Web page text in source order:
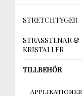
STRETCHTYGER
STRASSTENAR &
KRISTALLER
TILLBEHÖR
Applikationer